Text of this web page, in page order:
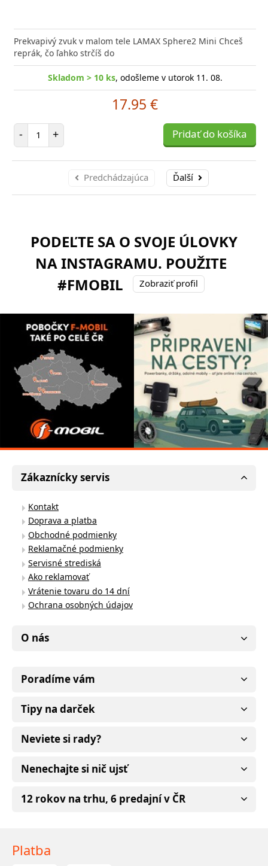
Prekvapivý zvuk v malom tele LAMAX Sphere2 Mini Chceš
reprák, čo ľahko strčíš do
Skladom > 10 ks, odošleme v utorok 11. 08.
17.95 €
- Počet položiek
+ Pridať do košíka
Predchádzajúca Ďalší
PODEĽTE SA O SVOJE ÚLOVKY
NA INSTAGRAMU. POUŽITE
#FMOBIL
Zobraziť profil
Zákaznícky servis
Kontakt
Doprava a platba
Obchodné podmienky
Reklamačné podmienky
Servisné strediská
Ako reklamovať
Vrátenie tovaru do 14 dní
Ochrana osobných údajov
O nás
Poradíme vám
Tipy na darček
Neviete si rady?
Nenechajte si nič ujsť
12 rokov na trhu, 6 predajní v ČR
Platba